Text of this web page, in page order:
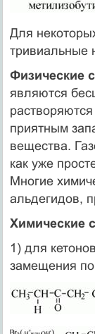
Для
тривиальные
Физические
являются
приятным
вещества.
как уже
Многие
альдегидов,
Химические
1) для
замещения